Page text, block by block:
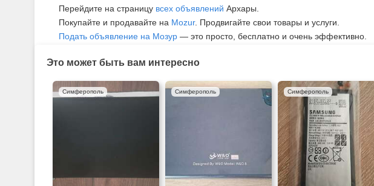
Перейдите на страницу всех объявлений Архары.
Покупайте и продавайте на Mozur. Продвигайте свои товары и услуги.
Подать объявление на Мозур — это просто, бесплатно и очень эффективно.
Это может быть вам интересно
Симферополь Симферополь Симферополь